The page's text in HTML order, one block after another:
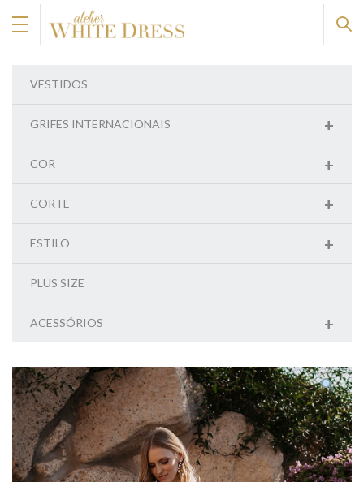
VESTIDOS
+
GRIFES INTERNACIONAIS
+
COR
+
CORTE
+
ESTILO
PLUS SIZE
+
ACESSÓRIOS